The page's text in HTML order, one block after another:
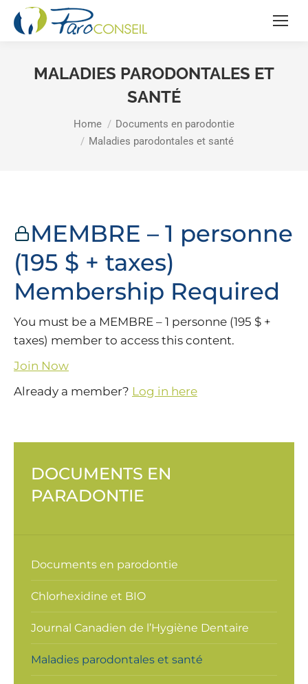
MALADIES PARODONTALES ET
SANTÉ
You are here:Home
Documents en parodontie
Maladies parodontales et santé
MEMBRE – 1 personne
(195 $ + taxes)
Membership Required
You must be a MEMBRE – 1 personne (195 $ +
taxes) member to access this content.
Join Now
Already a member? Log in here
DOCUMENTS EN
PARADONTIE
Documents en parodontie
Chlorhexidine et BIO
Journal Canadien de l’Hygiène Dentaire
Maladies parodontales et santé